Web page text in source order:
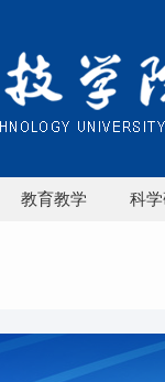
教育教学 科